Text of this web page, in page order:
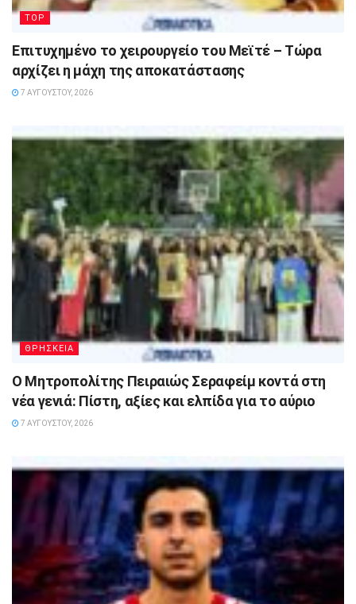
TOP
Επιτυχημένο το χειρουργείο του Μεϊτέ – Τώρα
αρχίζει η μάχη της αποκατάστασης
7 ΑΥΓΟΎΣΤΟΥ, 2026
ΘΡΗΣΚΕΙΑ
Ο Μητροπολίτης Πειραιώς Σεραφείμ κοντά στη
νέα γενιά: Πίστη, αξίες και ελπίδα για το αύριο
7 ΑΥΓΟΎΣΤΟΥ, 2026